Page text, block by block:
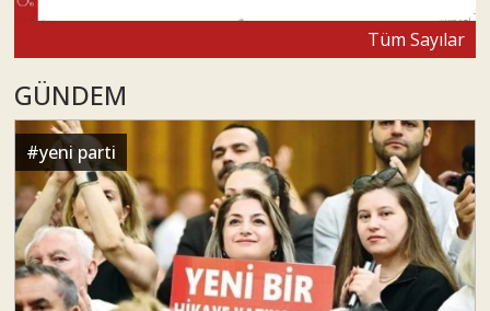
Tüm Sayılar
GÜNDEM
#yeni parti